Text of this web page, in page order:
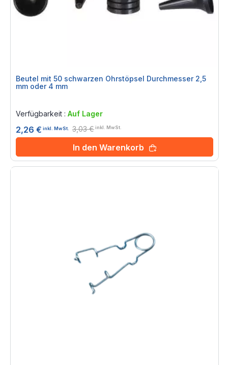
Beutel mit 50 schwarzen Ohrstöpsel Durchmesser 2,5
mm oder 4 mm
Verfügbarkeit : Auf Lager
2,26 € inkl. MwSt. 3,03 €inkl. MwSt.
In den Warenkorb